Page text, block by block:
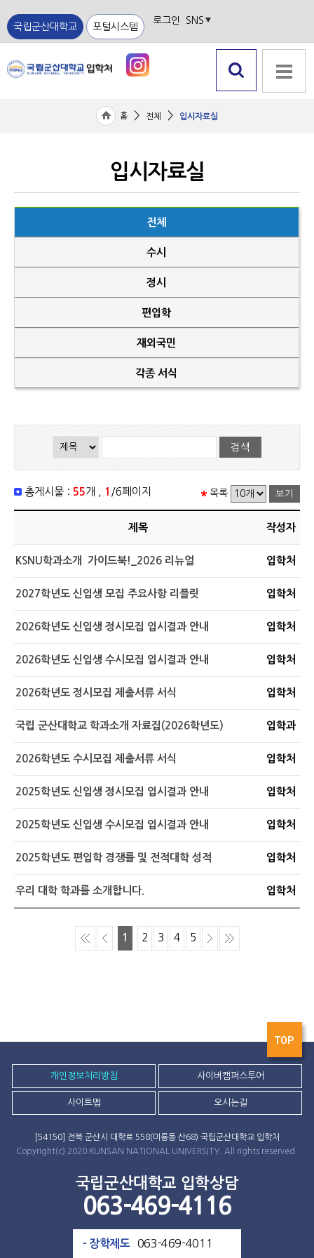
국립군산대학교 포털시스템
로그인 SNS
홈 > 전체 > 입시자료실
입시자료실
전체
수시
정시
편입학
재외국민
각종 서식
총게시물 : 55개 , 1 /6페이지 목록
제목 작성자
KSNU학과소개 가이드북!_2026 리뉴얼 입학처
2027학년도 신입생 모집 주요사항 리플릿 입학처
2026학년도 신입생 정시모집 입시결과 안내 입학처
2026학년도 신입생 수시모집 입시결과 안내 입학처
2026학년도 정시모집 제출서류 서식 입학처
국립 군산대학교 학과소개 자료집(2026학년도) 입학과
2026학년도 수시모집 제출서류 서식 입학처
2025학년도 신입생 정시모집 입시결과 안내 입학처
2025학년도 신입생 수시모집 입시결과 안내 입학처
2025학년도 편입학 경쟁률 및 전적대학 성적 입학처
우리 대학 학과를 소개합니다. 입학처
1 2 3 4 5
개인정보처리방침 사이버캠퍼스투어
사이트맵 오시는길
[54150] 전북 군산시 대학로 558(미룡동 산68) 국립군산대학교 입학처
Copyright(c) 2020 KUNSAN NATIONAL UNIVERSITY. All rights reserved.
국립군산대학교 입학상담
063-469-4116
- 장학제도 063-469-4011